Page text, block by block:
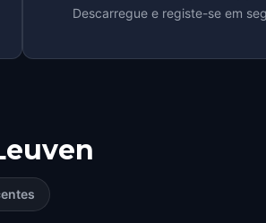
Descarregue e registe-se em